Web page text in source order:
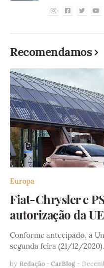
Recomendamos
Europa
Fiat-Chrysler e
autorização da
Conforme antecipado, a
segunda feira (21/12/
by Redação - CarBlog -